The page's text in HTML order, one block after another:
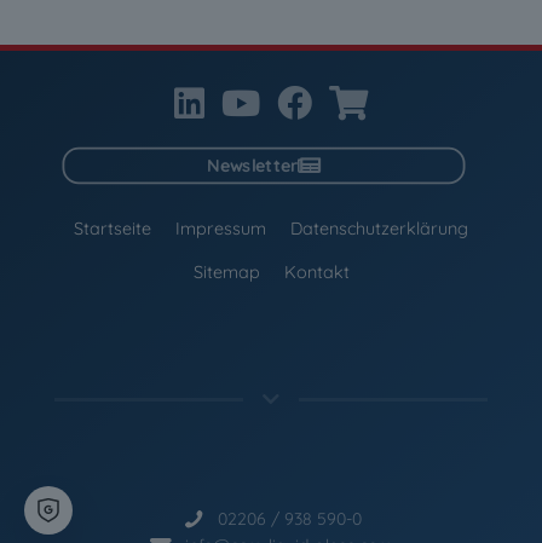
Startseite Impressum
Datenschutzerklärung
Sitemap
Kontakt
02206 / 938 590-0
Newsletter